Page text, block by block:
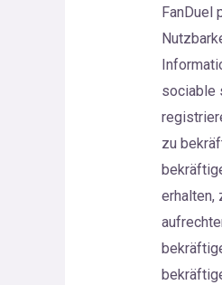
FanDuel
sociable
zu
erhalten,